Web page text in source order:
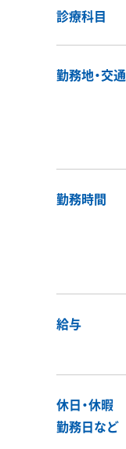
診療科目
勤務地・交通
勤務時間
給与
休日・休暇
勤務日など